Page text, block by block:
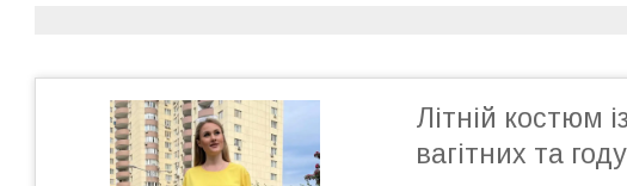
Літній костюм
вагітних та